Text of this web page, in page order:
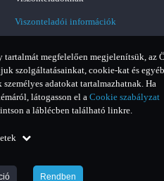
megfelelően megjelenítsük, az
szolgáltatásainkat, cookie-kat és egyéb
adatokat tartalmazhatnak. Ha
látogasson el a Cookie szabályzat
a láblécben található linkre.
Rendben
Viszonteladói információk